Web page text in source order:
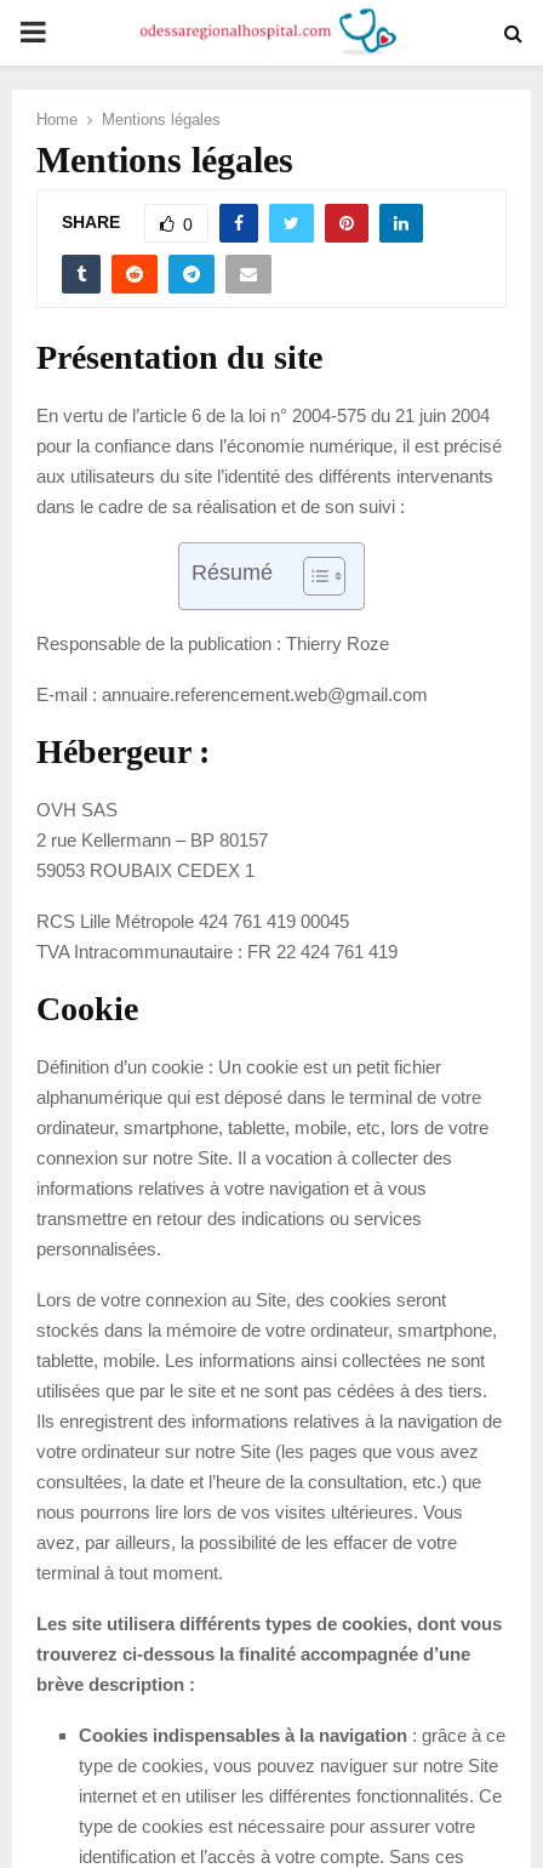
PRIMARY
Home Mentions légales
Mentions légales
SHARE 0
Présentation du site
En vertu de l’article 6 de la loi n° 2004-575 du 21 juin 2004
pour la confiance dans l’économie numérique, il est précisé
aux utilisateurs du site l’identité des différents intervenants
dans le cadre de sa réalisation et de son suivi :
Résumé
Responsable de la publication : Thierry Roze
E-mail : annuaire.referencement.web@gmail.com
Hébergeur :
OVH SAS
2 rue Kellermann – BP 80157
59053 ROUBAIX CEDEX 1
RCS Lille Métropole 424 761 419 00045
TVA Intracommunautaire : FR 22 424 761 419
Cookie
Définition d’un cookie : Un cookie est un petit fichier
alphanumérique qui est déposé dans le terminal de votre
ordinateur, smartphone, tablette, mobile, etc, lors de votre
connexion sur notre Site. Il a vocation à collecter des
informations relatives à votre navigation et à vous
transmettre en retour des indications ou services
personnalisées.
Lors de votre connexion au Site, des cookies seront
stockés dans la mémoire de votre ordinateur, smartphone,
tablette, mobile. Les informations ainsi collectées ne sont
utilisées que par le site et ne sont pas cédées à des tiers.
Ils enregistrent des informations relatives à la navigation de
votre ordinateur sur notre Site (les pages que vous avez
consultées, la date et l’heure de la consultation, etc.) que
nous pourrons lire lors de vos visites ultérieures. Vous
avez, par ailleurs, la possibilité de les effacer de votre
terminal à tout moment.
Les site utilisera différents types de cookies, dont vous
trouverez ci-dessous la finalité accompagnée d’une
brève description :
Cookies indispensables à la navigation : grâce à ce
type de cookies, vous pouvez naviguer sur notre Site
internet et en utiliser les différentes fonctionnalités. Ce
type de cookies est nécessaire pour assurer votre
identification et l’accès à votre compte. Sans ces